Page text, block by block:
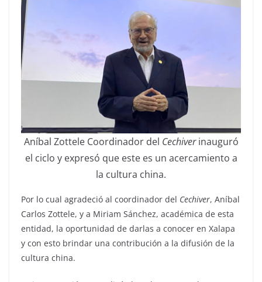
Aníbal Zottele Coordinador del Cechiverinauguró
el ciclo y expresó que este es un acercamiento a
la cultura china.
Por lo cual agradeció al coordinador del Cechiver, Aníbal
Carlos Zottele, y a Miriam Sánchez, académica de esta
entidad, la oportunidad de darlas a conocer en Xalapa
y con esto brindar una contribución a la difusión de la
cultura china.